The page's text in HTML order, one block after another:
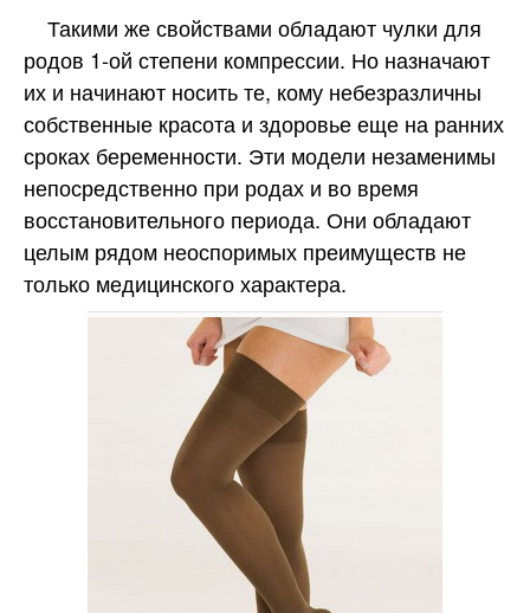
Такими же свойствами обладают чулки для
родов 1-ой степени компрессии. Но назначают
их и начинают носить те, кому небезразличны
собственные красота и здоровье еще на ранних
сроках беременности. Эти модели незаменимы
непосредственно при родах и во время
восстановительного периода. Они обладают
целым рядом неоспоримых преимуществ не
только медицинского характера.